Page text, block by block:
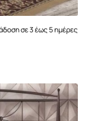
σε 3 έως 5 ημέρες